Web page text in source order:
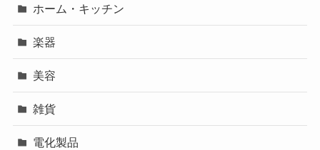
ホーム・キッチン
楽器
美容
雑貨
電化製品